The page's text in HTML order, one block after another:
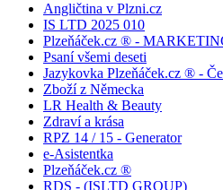
Angličtina v Plzni.cz
IS LTD 2025 010
Plzeňáček.cz ® -
Psaní všemi deseti
Jazykovka Plzeňáček.cz ® -
Zboží z Německa
LR Health & Beauty
Zdraví a krása
RPZ 14 / 15 - Generator
e-Asistentka
Plzeňáček.cz ®
RDS - (ISLTD GROUP)